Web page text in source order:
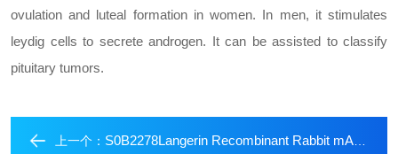
ovulation and luteal formation in women. In men, it stimulates
leydig cells to secrete androgen. It can be assisted to classify
pituitary tumors.
上一个： S0B2278Langerin Recombinant Rabbit mAb (SDT-450-47)